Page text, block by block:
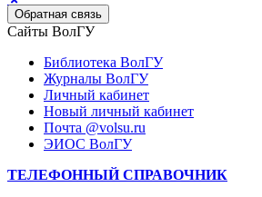
Обратная связь
Сайты ВолГУ
Библиотека ВолГУ
Журналы ВолГУ
Личный кабинет
Новый личный кабинет
Почта @volsu.ru
ЭИОС ВолГУ
ТЕЛЕФОННЫЙ СПРАВОЧНИК